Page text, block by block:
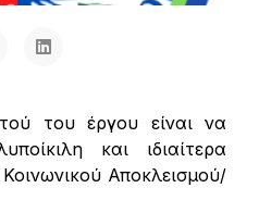
του έργου είναι να
και ιδιαίτερα
Αποκλεισμού/